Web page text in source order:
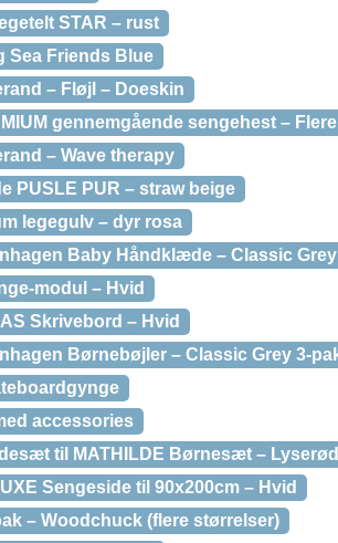
STAR – rust
Sea Friends Blue
– Fløjl – Doeskin
gennemgående sengehest –
– Wave therapy
PUSLE PUR – straw beige
legegulv – dyr rosa
Baby Håndklæde – Classic Grey
modul – Hvid
Skrivebord – Hvid
Børnebøjler – Classic Grey 3-
accessories
til MATHILDE Børnesæt – Lyserød
Sengeside til 90x200cm – Hvid
– Woodchuck (flere størrelser)